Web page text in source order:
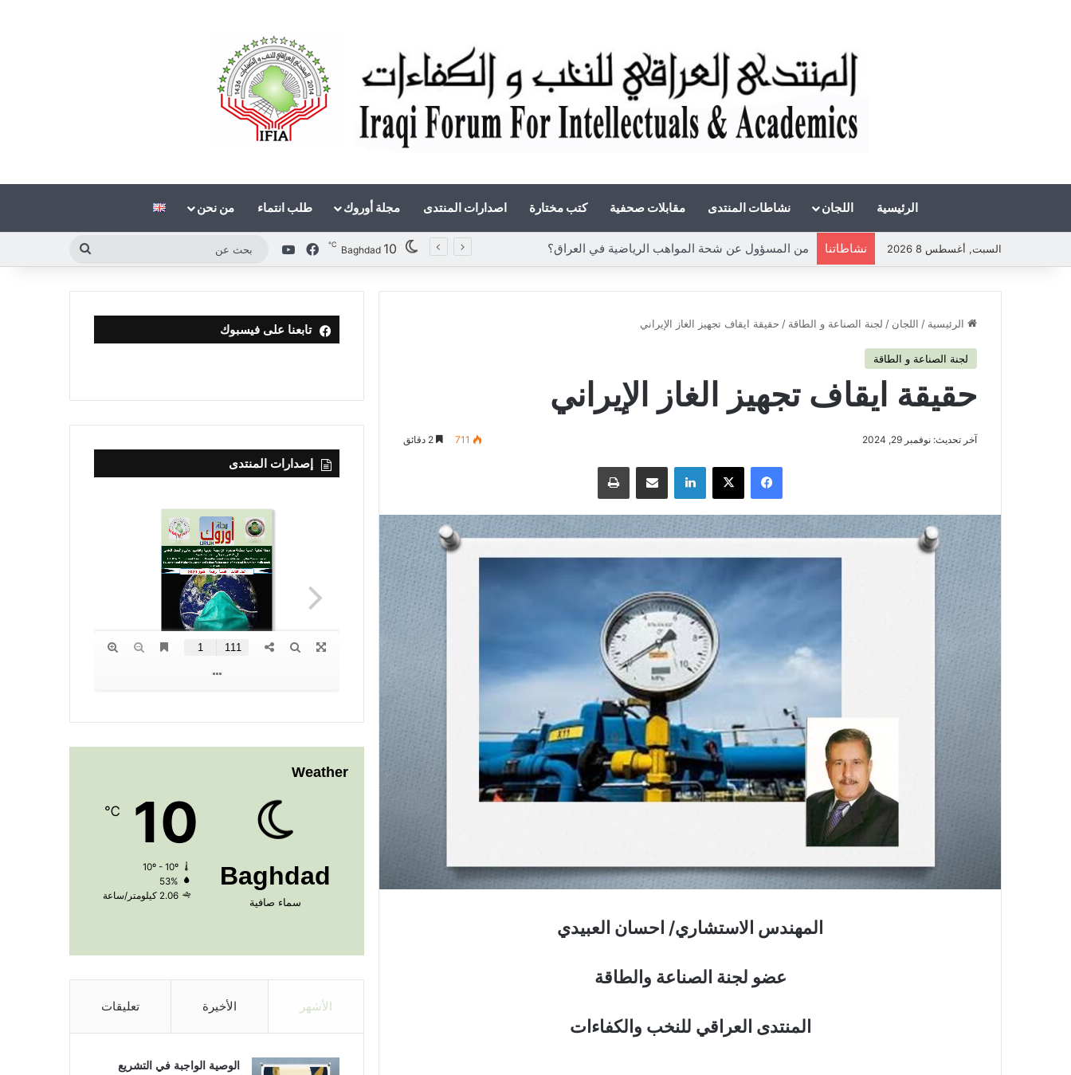
الرئيسية اللجان نشاطات المنتدى مقابلات صحفية كتب مختارة اصدارات المنتدى مجلة أوروك طلب انتماء من نحن
السبت, أغسطس 8 2026 نشاطاتنا من المسؤول عن شحة المواهب الرياضية في العراق؟ Baghdad 10
℃ فيسبوك‫YouTube
الرئيسية / اللجان / لجنة الصناعة و الطاقة / حقيقة ايقاف تجهيز الغاز الإيراني
لجنة الصناعة و الطاقة
حقيقة ايقاف تجهيز الغاز الإيراني
آخر تحديث: نوفمبر 29, 2024 711
فيسبوك لينكدإن
المهندس الاستشاري/ احسان العبيدي
عضو لجنة الصناعة والطاقة
المنتدى العراقي للنخب والكفاءات
تابعنا على فيسبوك
إصدارات المنتدى
Weather
Baghdad
سماء صافية
10
℃
10º - 10º
53%
2.06 كيلومتر/ساعة
الأشهر الأخيرة تعليقات
الوصية الواجبة في التشريع